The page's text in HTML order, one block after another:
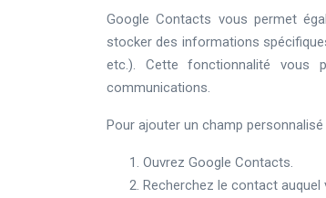
Google Contacts vous permet
stocker des informations
etc.). Cette fonctionnalité vous
communications.
Pour ajouter un champ personnalisé
Ouvrez Google Contacts.
Recherchez le contact